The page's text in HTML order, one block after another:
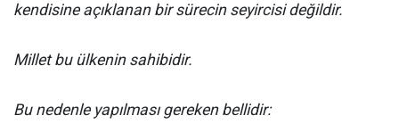
kendisine açıklanan bir sürecin seyircisi değildir.
Millet bu ülkenin sahibidir.
Bu nedenle yapılması gereken bellidir: